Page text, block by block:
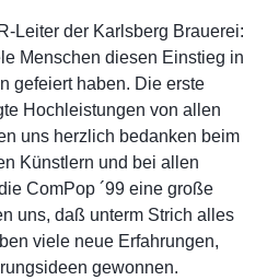
Leiter der Karlsberg Brauerei:
Menschen diesen Einstieg in
gefeiert haben. Die erste
Hochleistungen von allen
uns herzlich bedanken beim
Künstlern und bei allen
ComPop ´99 eine große
uns, daß unterm Strich alles
viele neue Erfahrungen,
gewonnen.